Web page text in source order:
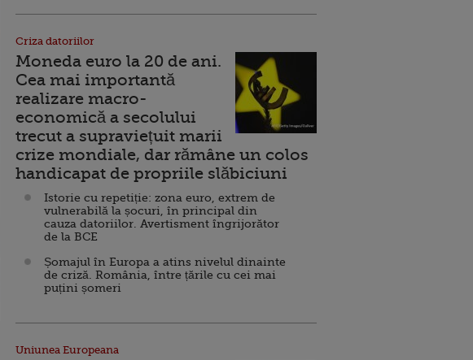
Criza datoriilor
Moneda euro la 20 de ani.
Cea mai importantă
realizare macro-
economică a secolului
trecut a supraviețuit marii
crize mondiale, dar rămâne un colos
handicapat de propriile slăbiciuni
Istorie cu repetiție: zona euro, extrem de
vulnerabilă la șocuri, în principal din
cauza datoriilor. Avertisment îngrijorător
de la BCE
Șomajul în Europa a atins nivelul dinainte
de criză. România, între țările cu cei mai
puțini șomeri
Uniunea Europeana